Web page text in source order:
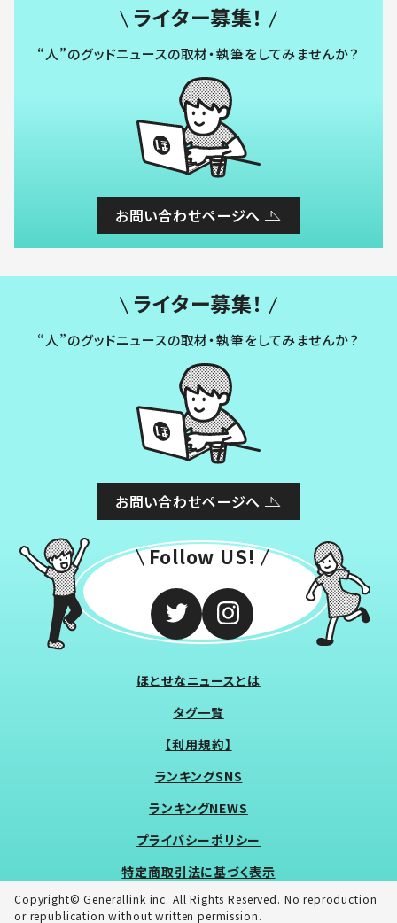
ライター募集！
“人”のグッドニュースの取材・執筆をしてみませんか？
お問い合わせページへ
ライター募集！
“人”のグッドニュースの取材・執筆をしてみませんか？
お問い合わせページへ
Follow US!
ほとせなニュースとは
タグ一覧
【利用規約】
ランキングSNS
ランキングNEWS
プライバシーポリシー
特定商取引法に基づく表示
Copyright© Generallink inc. All Rights Reserved. No reproduction
or republication without written permission.